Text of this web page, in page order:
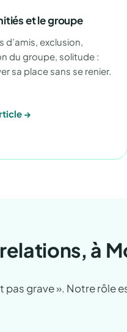
et le groupe
d’amis, exclusion,
du groupe, solitude :
sa place sans se renier.
→
à
grave ». Notre rôle